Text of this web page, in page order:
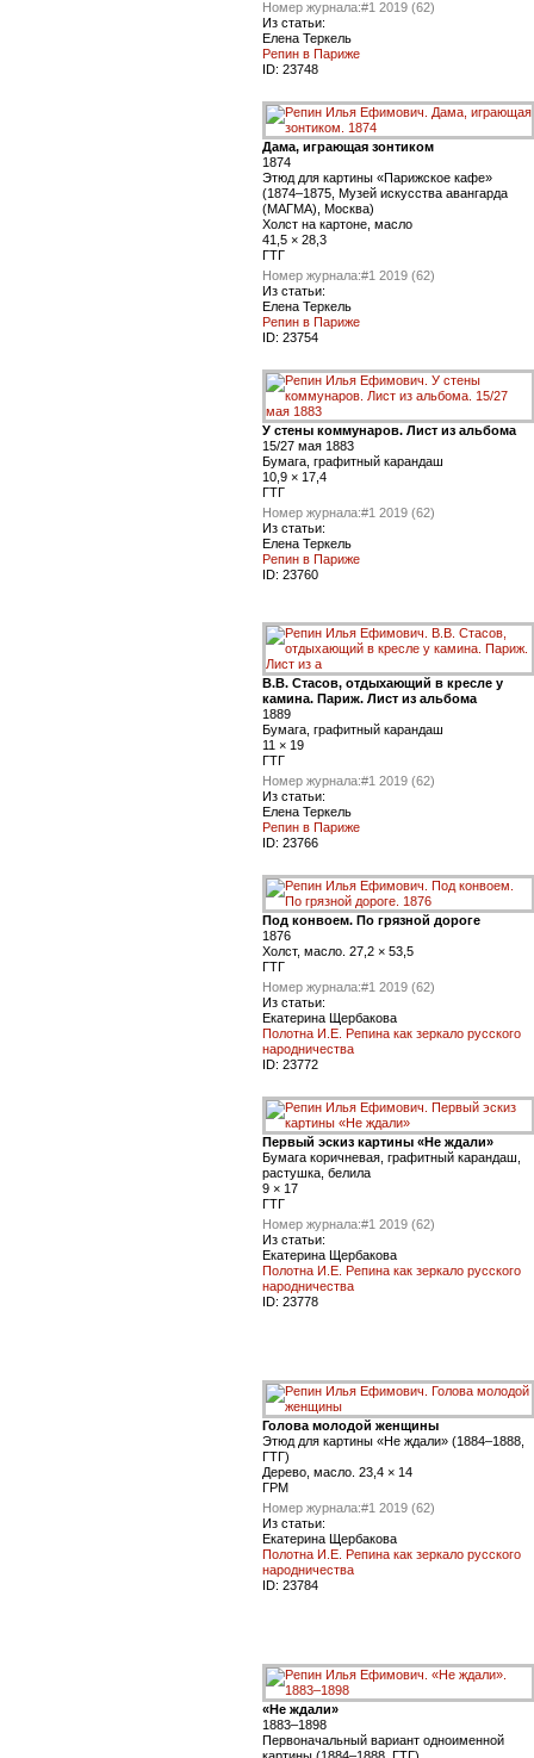
Номер журнала:#1 2019 (62)
Из статьи:
Елена Теркель
Репин в Париже
ID: 23748
Дама, играющая зонтиком
1874
Этюд для картины «Парижское кафе»
(1874–1875, Музей искусства авангарда
(МАГМА), Москва)
Холст на картоне, масло
41,5 × 28,3
ГТГ
Номер журнала:#1 2019 (62)
Из статьи:
Елена Теркель
Репин в Париже
ID: 23754
У стены коммунаров. Лист из альбома
15/27 мая 1883
Бумага, графитный карандаш
10,9 × 17,4
ГТГ
Номер журнала:#1 2019 (62)
Из статьи:
Елена Теркель
Репин в Париже
ID: 23760
В.В. Стасов, отдыхающий в кресле у
камина. Париж. Лист из альбома
1889
Бумага, графитный карандаш
11 × 19
ГТГ
Номер журнала:#1 2019 (62)
Из статьи:
Елена Теркель
Репин в Париже
ID: 23766
Под конвоем. По грязной дороге
1876
Холст, масло. 27,2 × 53,5
ГТГ
Номер журнала:#1 2019 (62)
Из статьи:
Екатерина Щербакова
Полотна И.Е. Репина как зеркало русского
народничества
ID: 23772
Первый эскиз картины «Не ждали»
Бумага коричневая, графитный карандаш,
растушка, белила
9 × 17
ГТГ
Номер журнала:#1 2019 (62)
Из статьи:
Екатерина Щербакова
Полотна И.Е. Репина как зеркало русского
народничества
ID: 23778
Голова молодой женщины
Этюд для картины «Не ждали» (1884–1888,
ГТГ)
Дерево, масло. 23,4 × 14
ГРМ
Номер журнала:#1 2019 (62)
Из статьи:
Екатерина Щербакова
Полотна И.Е. Репина как зеркало русского
народничества
ID: 23784
«Не ждали»
1883–1898
Первоначальный вариант одноименной